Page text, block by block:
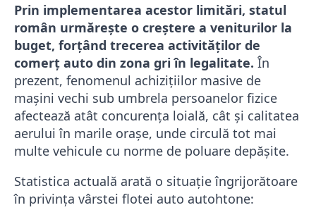
Prin implementarea acestor limitări, statul
român urmărește o creștere a veniturilor la
buget, forțând trecerea activităților de
comerț auto din zona gri în legalitate. În
prezent, fenomenul achizițiilor masive de
mașini vechi sub umbrela persoanelor fizice
afectează atât concurența loială, cât și calitatea
aerului în marile orașe, unde circulă tot mai
multe vehicule cu norme de poluare depășite.
Statistica actuală arată o situație îngrijorătoare
în privința vârstei flotei auto autohtone: